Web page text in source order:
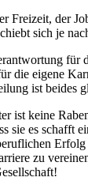
Freizeit, der
sich je
für
die eigene
ist beides
ist keine
sie es schafft
zu